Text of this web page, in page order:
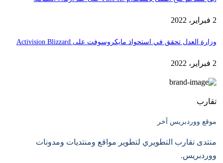
2 فبراير، 2022
وزارة العدل تحقق في استحواذ مايكروسوفت على Activision Blizzard
2 فبراير، 2022
تقارب
موقع ووردبريس آخر
منتدى تقارب التطويري لتطوير مواقع ومنتديات ومدونات
ووردبريس.